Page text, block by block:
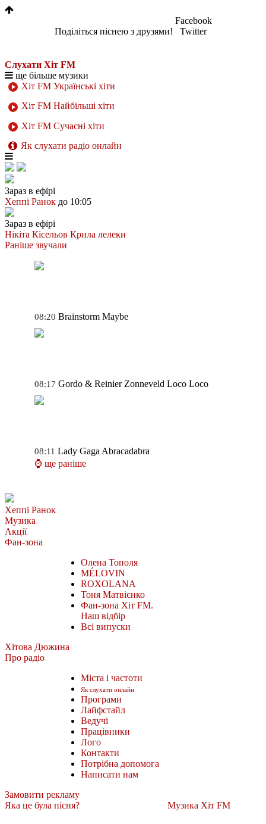
Поділіться піснею з друзями!
Facebook
Twitter
Слухати Хіт FM
ще більше музики
Хіт FM Українські хіти
Хіт FM Найбільші хіти
Хіт FM Сучасні хіти
Як слухати радіо онлайн
Зараз в ефірі
Хеппі Ранок до 10:05
Зараз в ефірі
Нікіта Кісельов Крила лелеки
Раніше звучали
08:20 Brainstorm Maybe
08:17 Gordo & Reinier Zonneveld Loco Loco
08:11 Lady Gaga Abracadabra
⌚ ще раніше
Хеппі Ранок
Музика
Акції
Фан-зона
Олена Тополя
MÉLOVIN
ROXOLANA
Тоня Матвієнко
Фан-зона Хіт FM.
Наш відбір
Всі випуски
Хітова Дюжина
Про радіо
Міста і частоти
Як слухати онлайн
Програми
Лайфстайл
Ведучі
Працівники
Лого
Контакти
Потрібна допомога
Написати нам
Замовити рекламу
Яка це була пісня?
Музика Хіт FM